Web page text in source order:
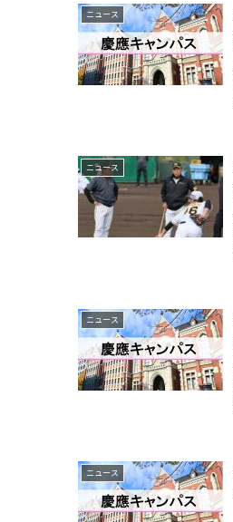
ニュース
ニュース
ニュース
ニュース